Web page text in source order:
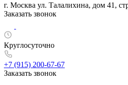
г. Москва ул. Талалихина, дом 41,
Заказать звонок
Круглосуточно
+7 (915) 200-67-67
Заказать звонок